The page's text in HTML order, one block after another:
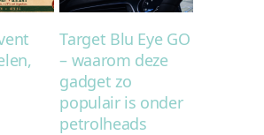
Target Blu Eye GO
– waarom deze
gadget zo
populair is onder
petrolheads